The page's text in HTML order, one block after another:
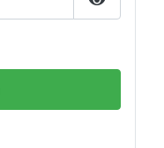
Passwort